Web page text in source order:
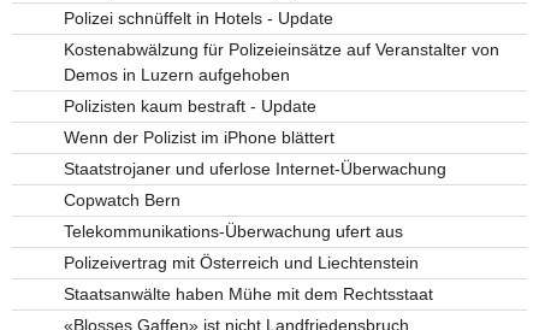
Polizei schnüffelt in Hotels - Update
Kostenabwälzung für Polizeieinsätze auf Veranstalter von
Demos in Luzern aufgehoben
Polizisten kaum bestraft - Update
Wenn der Polizist im iPhone blättert
Staatstrojaner und uferlose Internet-Überwachung
Copwatch Bern
Telekommunikations-Überwachung ufert aus
Polizeivertrag mit Österreich und Liechtenstein
Staatsanwälte haben Mühe mit dem Rechtsstaat
«Blosses Gaffen» ist nicht Landfriedensbruch